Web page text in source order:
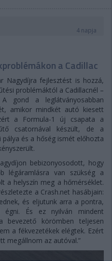
4 napja
a Cadillac
Nagydíjra fejlesztést is hozzá,
problémáktól a Cadillacnél –
gond a leglátványosabban
amikor mindkét autó kiesett
a Formula-1 új csapata a
csatornával készült, de a
és a hőség ismét előhozta
bebizonyosodott, hogy
légáramlásra van szükség a
a helyszín meg a hőmérséklet.
a Crash.net hasábjain:
és eljutunk arra a pontra,
égni. És ez nyilván mindent
bevezető körömben teljesen
a fékvezetékek elégtek. Ezért
megállnom az autóval.”